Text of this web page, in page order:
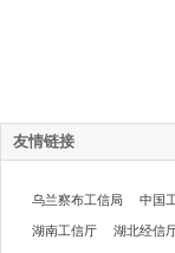
友情链接
乌兰察布工信局 中国
湖南工信厅 湖北经信